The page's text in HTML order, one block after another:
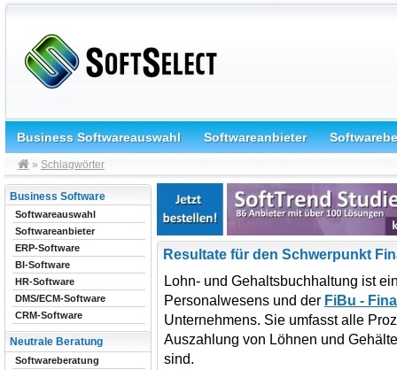
Business Softwareauswahl Softwareanbieter
» Schlagwörter
Resultate für den Schwerpunkt
Lohn- und Gehaltsbuchhaltung ist
Personalwesens und der FiBu -
Unternehmens. Sie umfasst alle
Auszahlung von Löhnen und
sind.
Business Software
Softwareauswahl
Softwareanbieter
ERP-Software
BI-Software
HR-Software
DMS/ECM-Software
CRM-Software
Neutrale Beratung
Softwareberatung